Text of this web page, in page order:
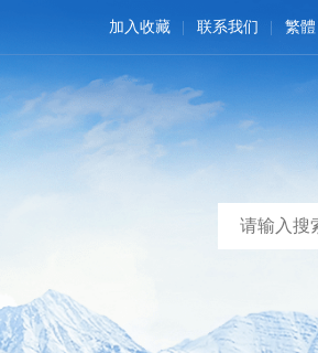
加入收藏 联系我们 繁體